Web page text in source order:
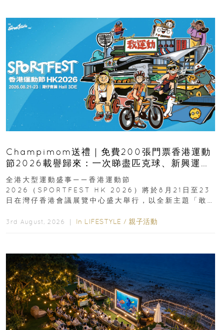
Champimom送禮｜免費200張門票香港運動
節2026載譽歸來：一次睇盡匹克球、新興運
動、街舞比賽＋逾百運動品牌展覽
全港大型運動盛事——香港運動節
2026（SPORTFEST HK 2026）將於8月21日至23
日在灣仔香港會議展覽中心盛大舉行，以全新主題「敢
3rd August, 2026 ｜ In LIFESTYLE / 親子活動